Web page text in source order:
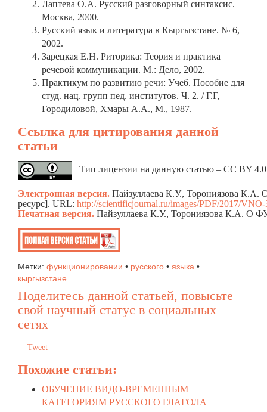
Лаптева О.А. Русский разговорный синтаксис.
Москва, 2000.
Русский язык и литература в Кыргызстане. № 6,
2002.
Зарецкая Е.Н. Риторика: Теория и практика
речевой коммуникации. М.: Дело, 2002.
Практикум по развитию речи: Учеб. Пособие для
студ. нац. групп пед. институтов. Ч. 2. / Г.Г,
Городиловой, Хмары А.А., М., 1987.
Ссылка для цитирования данной
статьи
Тип лицензии на данную статью – CC BY
Электронная версия. Пайзуллаева К.У., Торониязова
ресурс]. URL: http://scientificjournal.ru/images/PDF/2017/
Печатная версия. Пайзуллаева К.У., Торониязова
Метки: функционировании • русского • языка •
кыргызстане
Поделитесь данной статьей, повысьте
свой научный статус в социальных
сетях
Tweet
Похожие статьи:
ОБУЧЕНИЕ ВИДО-ВРЕМЕННЫМ
КАТЕГОРИЯМ РУССКОГО ГЛАГОЛА